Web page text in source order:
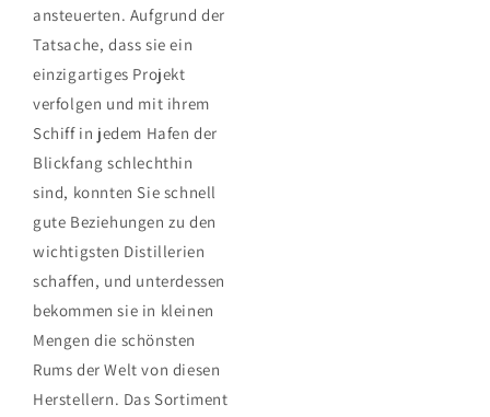
ansteuerten. Aufgrund der
Tatsache, dass sie ein
einzigartiges Projekt
verfolgen und mit ihrem
Schiff in jedem Hafen der
Blickfang schlechthin
sind, konnten Sie schnell
gute Beziehungen zu den
wichtigsten Distillerien
schaffen, und unterdessen
bekommen sie in kleinen
Mengen die schönsten
Rums der Welt von diesen
Herstellern. Das Sortiment